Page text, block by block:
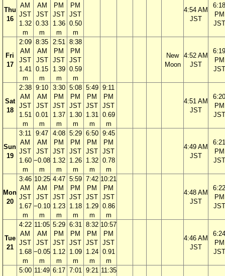
Thu
16
AM
JST
1.32
m
AM
JST
0.33
m
PM
JST
1.36
m
PM
JST
0.50
m
4:54 AM
JST
6:18
PM
JST
Fri
17
2:09
AM
JST
1.41
m
8:35
AM
JST
0.15
m
2:51
PM
JST
1.39
m
8:38
PM
JST
0.59
m
New
Moon
4:52 AM
JST
6:19
PM
JST
Sat
18
2:38
AM
JST
1.51
m
9:10
AM
JST
0.01
m
3:30
PM
JST
1.37
m
5:08
PM
JST
1.30
m
5:49
PM
JST
1.31
m
9:11
PM
JST
0.69
m
4:51 AM
JST
6:20
PM
JST
Sun
19
3:11
AM
JST
1.60
m
9:47
AM
JST
−0.08
m
4:08
PM
JST
1.32
m
5:29
PM
JST
1.26
m
6:50
PM
JST
1.32
m
9:45
PM
JST
0.78
m
4:49 AM
JST
6:21
PM
JST
Mon
20
3:46
AM
JST
1.67
m
10:25
AM
JST
−0.10
m
4:47
PM
JST
1.23
m
5:59
PM
JST
1.18
m
7:42
PM
JST
1.29
m
10:21
PM
JST
0.86
m
4:48 AM
JST
6:22
PM
JST
Tue
21
4:22
AM
JST
1.68
m
11:05
AM
JST
−0.05
m
5:29
PM
JST
1.12
m
6:31
PM
JST
1.09
m
8:32
PM
JST
1.24
m
10:57
PM
JST
0.91
m
4:46 AM
JST
6:24
PM
JST
5:00 11:49 6:17 7:01
9:21 11:35